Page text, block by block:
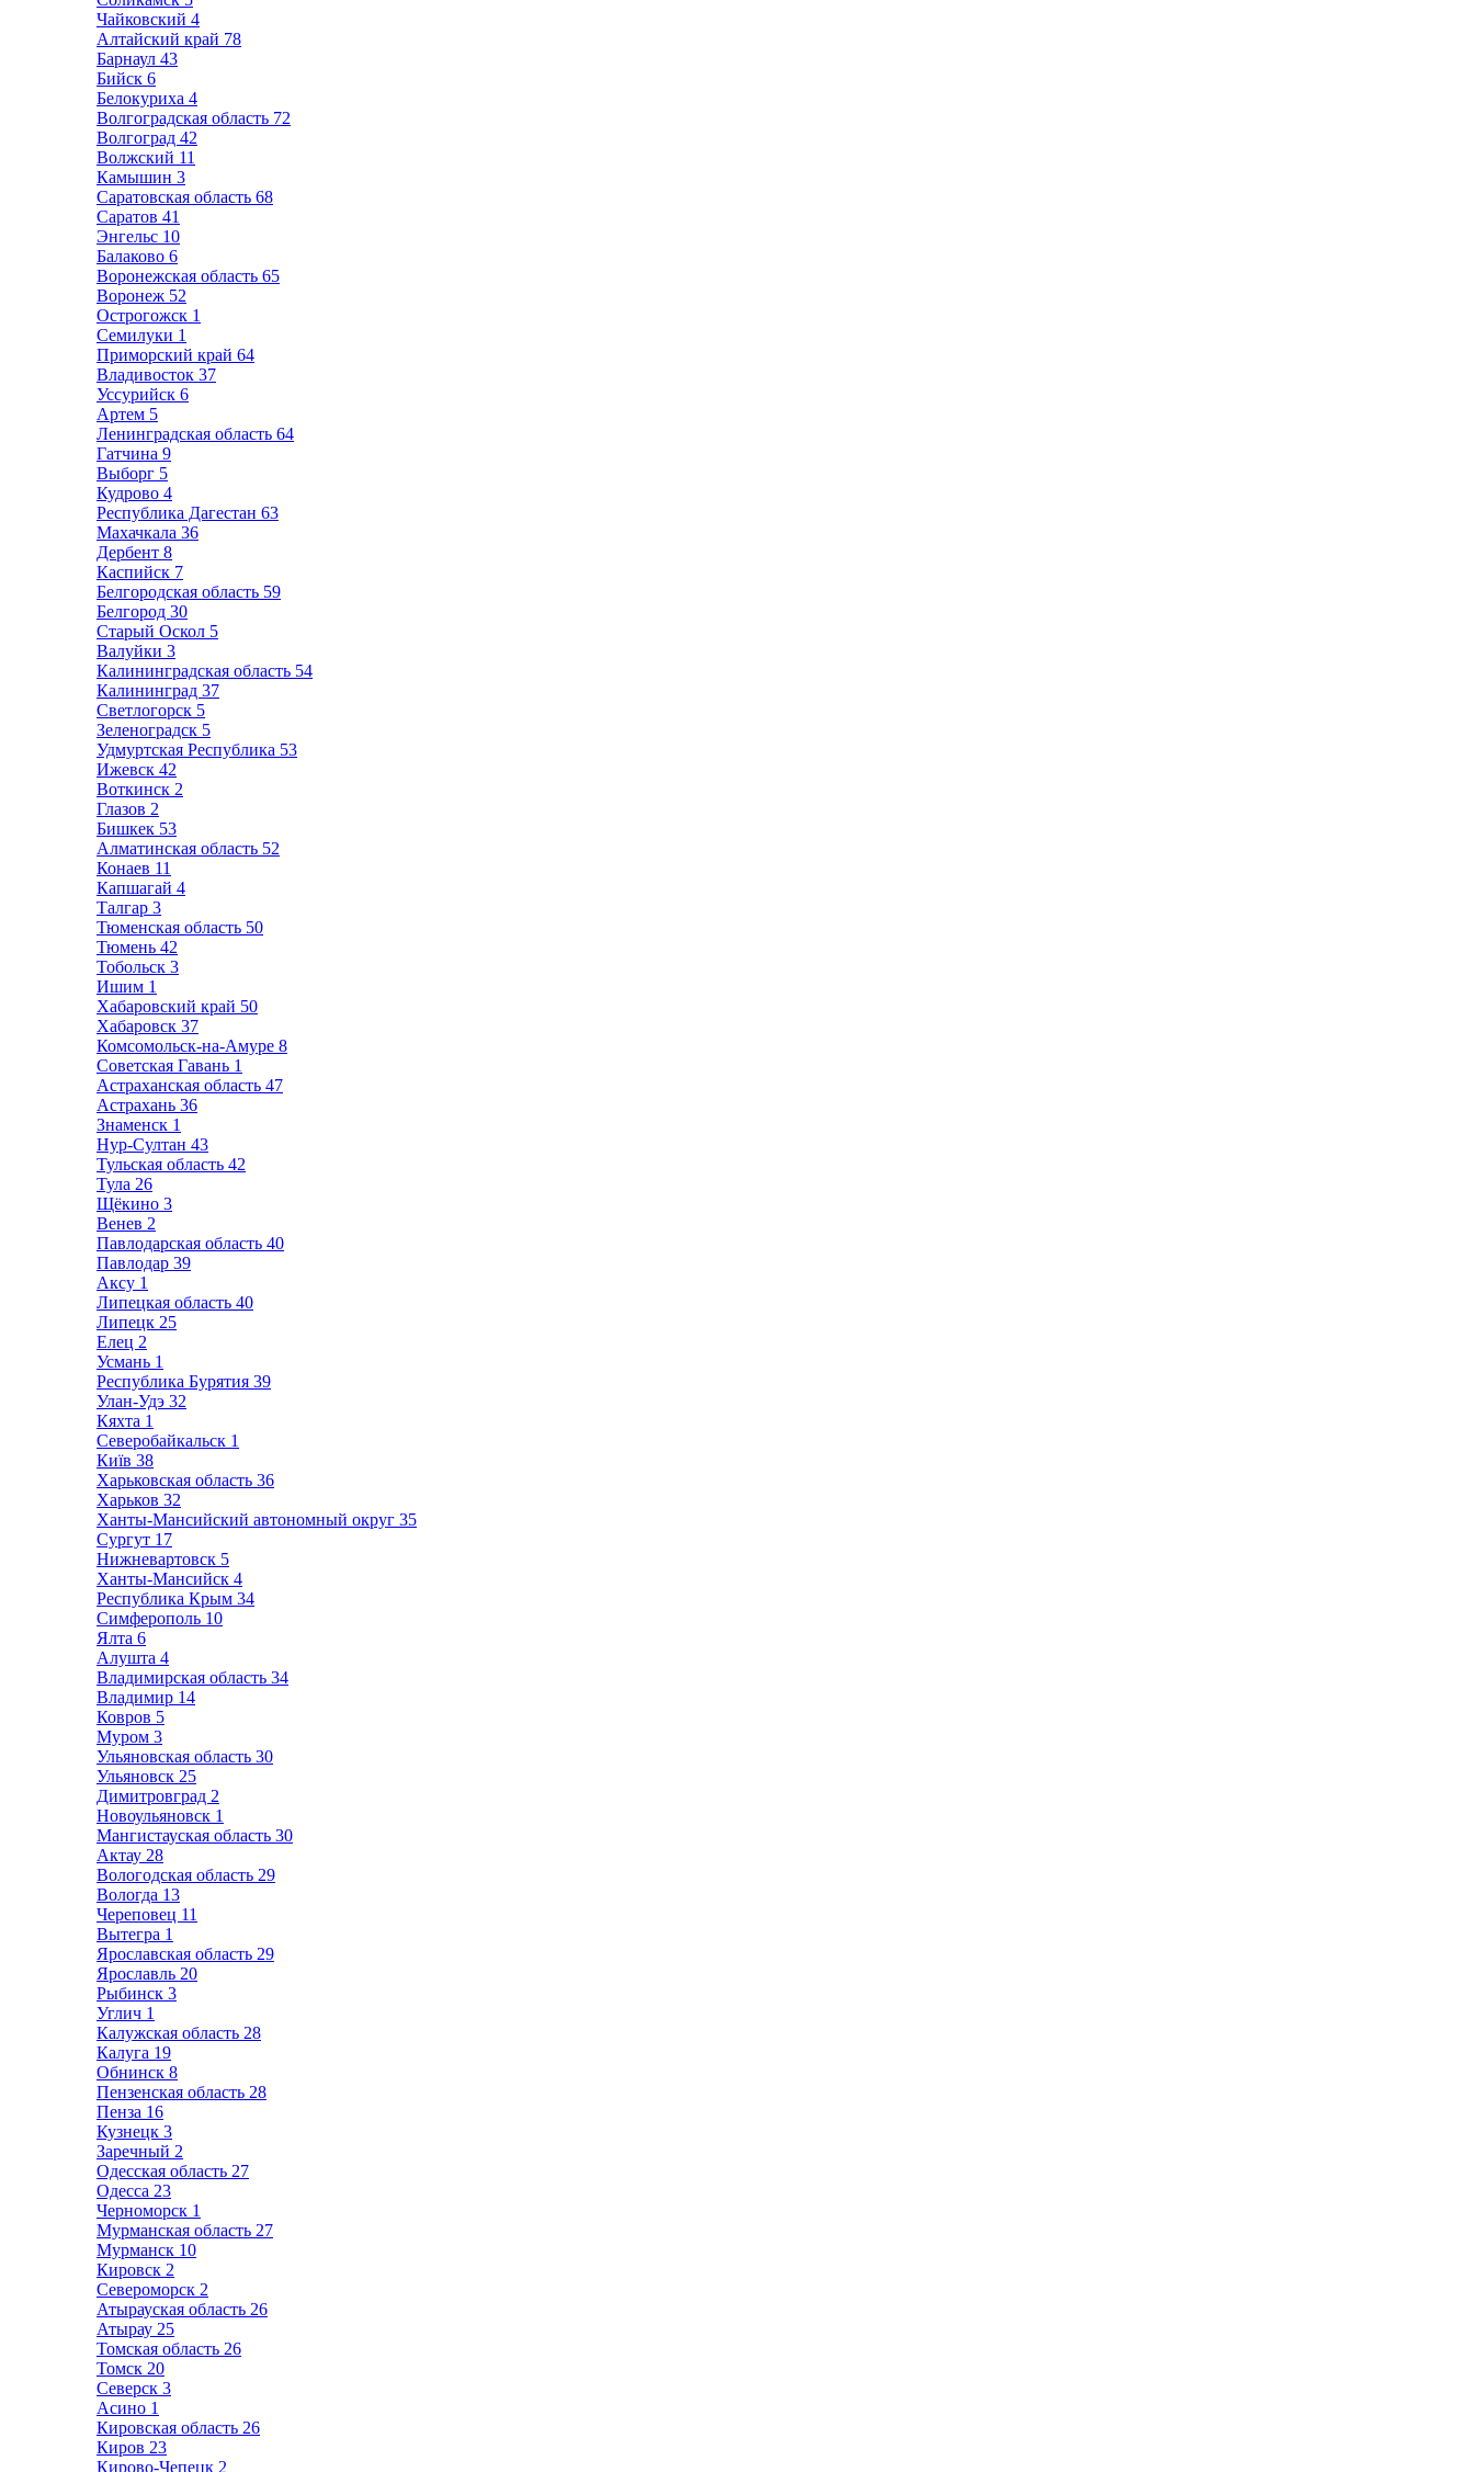
Чайковский 4
Алтайский край 78
Барнаул 43
Бийск 6
Белокуриха 4
Волгоградская область 72
Волгоград 42
Волжский 11
Камышин 3
Саратовская область 68
Саратов 41
Энгельс 10
Балаково 6
Воронежская область 65
Воронеж 52
Острогожск 1
Семилуки 1
Приморский край 64
Владивосток 37
Уссурийск 6
Артем 5
Ленинградская область 64
Гатчина 9
Выборг 5
Кудрово 4
Республика Дагестан 63
Махачкала 36
Дербент 8
Каспийск 7
Белгородская область 59
Белгород 30
Старый Оскол 5
Валуйки 3
Калининградская область 54
Калининград 37
Светлогорск 5
Зеленоградск 5
Удмуртская Республика 53
Ижевск 42
Воткинск 2
Глазов 2
Бишкек 53
Алматинская область 52
Конаев 11
Капшагай 4
Талгар 3
Тюменская область 50
Тюмень 42
Тобольск 3
Ишим 1
Хабаровский край 50
Хабаровск 37
Комсомольск-на-Амуре 8
Советская Гавань 1
Астраханская область 47
Астрахань 36
Знаменск 1
Нур-Султан 43
Тульская область 42
Тула 26
Щёкино 3
Венев 2
Павлодарская область 40
Павлодар 39
Аксу 1
Липецкая область 40
Липецк 25
Елец 2
Усмань 1
Республика Бурятия 39
Улан-Удэ 32
Кяхта 1
Северобайкальск 1
Київ 38
Харьковская область 36
Харьков 32
Ханты-Мансийский автономный округ 35
Сургут 17
Нижневартовск 5
Ханты-Мансийск 4
Республика Крым 34
Симферополь 10
Ялта 6
Алушта 4
Владимирская область 34
Владимир 14
Ковров 5
Муром 3
Ульяновская область 30
Ульяновск 25
Димитровград 2
Новоульяновск 1
Мангистауская область 30
Актау 28
Вологодская область 29
Вологда 13
Череповец 11
Вытегра 1
Ярославская область 29
Ярославль 20
Рыбинск 3
Углич 1
Калужская область 28
Калуга 19
Обнинск 8
Пензенская область 28
Пенза 16
Кузнецк 3
Заречный 2
Одесская область 27
Одесса 23
Черноморск 1
Мурманская область 27
Мурманск 10
Кировск 2
Североморск 2
Атырауская область 26
Атырау 25
Томская область 26
Томск 20
Северск 3
Асино 1
Кировская область 26
Киров 23
Кирово-Чепецк 2